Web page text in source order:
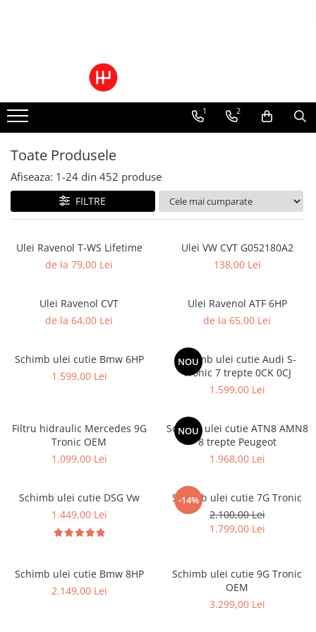
Ulei cutie automata
Filtre cutii automate
1 2
Toate Produsele
Afiseaza: 1-24 din 452 produse
FILTRE
Ulei Ravenol T-WS Lifetime
de la 79,00 Lei
Ulei VW CVT G052180A2
138,00 Lei
Ulei Ravenol CVT
de la 64,00 Lei
Ulei Ravenol ATF 6HP
de la 65,00 Lei
Schimb ulei cutie Bmw 6HP
1.599,00 Lei
NOU
Schimb ulei cutie Audi S-
Tronic 7 trepte 0CK 0CJ
1.599,00 Lei
Filtru hidraulic Mercedes 9G
Tronic OEM
1.099,00 Lei
NOU
Schimb ulei cutie ATN8 AMN8
8 trepte Peugeot
1.968,00 Lei
Schimb ulei cutie DSG Vw
1.449,00 Lei
-14%
Schimb ulei cutie 7G Tronic
2.100,00 Lei
1.799,00 Lei
Schimb ulei cutie Bmw 8HP
2.149,00 Lei
Schimb ulei cutie 9G Tronic
OEM
3.299,00 Lei